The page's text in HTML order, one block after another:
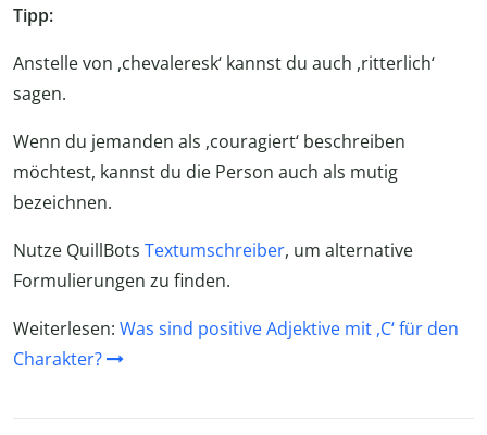
Tipp:
Anstelle von ,chevaleresk‘ kannst du auch ,ritterlich‘
sagen.
Wenn du jemanden als ,couragiert‘ beschreiben
möchtest, kannst du die Person auch als mutig
bezeichnen.
Nutze QuillBots Textumschreiber, um alternative
Formulierungen zu finden.
Weiterlesen: Was sind positive Adjektive mit ,C‘ für den
Charakter?